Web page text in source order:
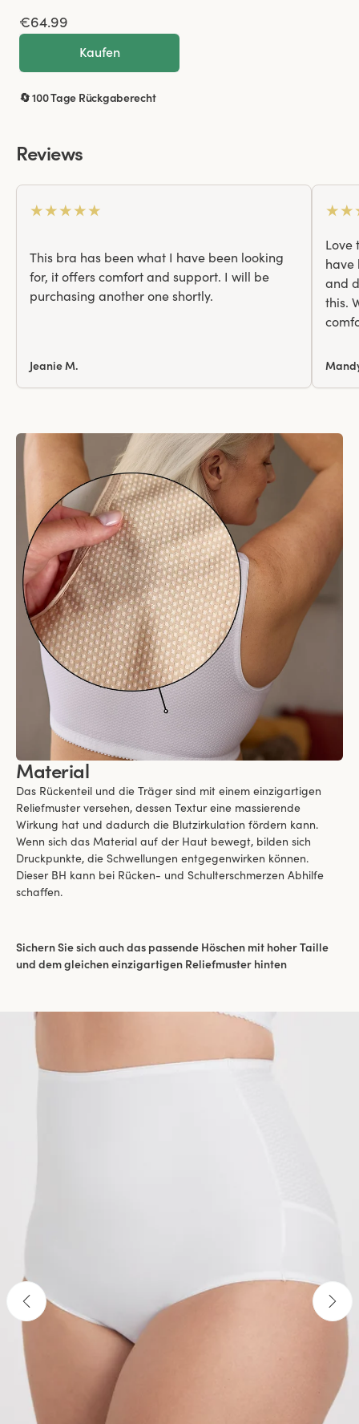
€64.99
Kaufen
🔄 100 Tage Rückgaberecht
Reviews
★★★★★
This bra has been what I have been looking
for, it offers comfort and support. I will be
purchasing another one shortly.
Jeanie M.
★★
Love
have
and
this.
Material
Das Rückenteil und die Träger sind mit einem einzigartigen
Reliefmuster versehen, dessen Textur eine massierende
Wirkung hat und dadurch die Blutzirkulation fördern kann.
Wenn sich das Material auf der Haut bewegt, bilden sich
Druckpunkte, die Schwellungen entgegenwirken können.
Dieser BH kann bei Rücken- und Schulterschmerzen Abhilfe
schaffen.
Sichern Sie sich auch das passende Höschen mit hoher Taille
und dem gleichen einzigartigen Reliefmuster hinten